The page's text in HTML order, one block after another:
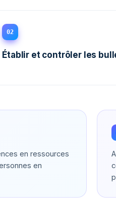
02
Établir et contrôler les
en ressources
en